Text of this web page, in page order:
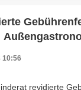
10:56